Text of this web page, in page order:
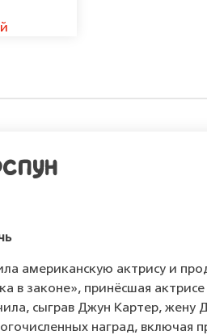
американскую актрису и
в законе», принёсшая
сыграв Джун Картер, жену
наград, включая